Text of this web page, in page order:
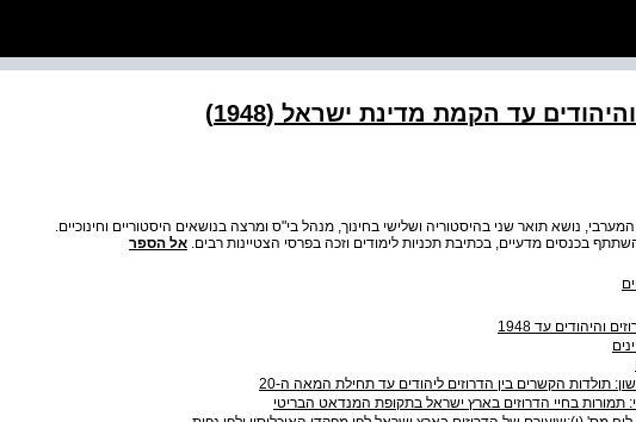
עד הקמת מדינת ישראל (1948)
נושא תואר שני בהיסטוריה ושלישי בחינוך, מנהל בי"ס ומרצה בנושאים היסטוריים וחינוכיים.
בכנסים מדעיים, בכתיבת תכניות לימודים וזכה בפרסי הצטיינות רבים. אל הספר
והיהודים עד ‭1948‬
תולדות הקשרים בין הדרוזים ליהודים עד תחילת המאה ה-20
תמורות בחיי הדרוזים בארץ ישראל בתקופת המנדאט הבריטי